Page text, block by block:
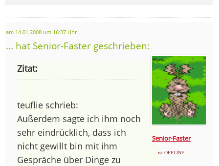
am 14.01.2008 um 16:37 Uhr
... hat Senior-Faster geschrieben:
Senior-Faster
... ist OFFLINE
Zitat:
teuflie schrieb:
Außerdem sagte ich ihm noch
sehr eindrücklich, dass ich
nicht gewillt bin mit ihm
Gespräche über Dinge zu